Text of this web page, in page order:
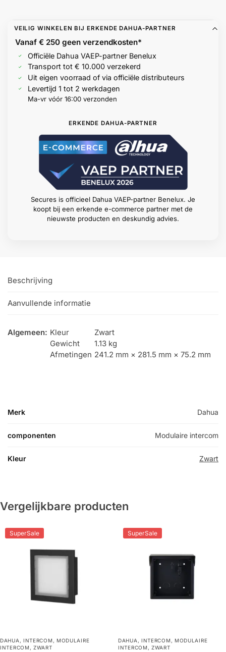
VEILIG WINKELEN BIJ ERKENDE DAHUA-PARTNER
Vanaf € 250 geenverzendkosten*
Officiële Dahua VAEP-partner Benelux
Transport tot € 10.000 verzekerd
Uit eigen voorraad of via officiële distributeurs
Levertijd 1 tot 2 werkdagen
Ma-vr vóór 16:00 verzonden
ERKENDE DAHUA-PARTNER
Secures is officieel Dahua VAEP-partner Benelux. Je
koopt bij een erkende e-commerce partner met de
nieuwste producten en deskundig advies.
Beschrijving
Aanvullende informatie
Algemeen: Kleur
Zwart
Gewicht
1.13 kg
Afmetingen 241.2 mm × 281.5 mm × 75.2 mm
Merk Dahua
componenten Modulaire intercom
Kleur Zwart
Vergelijkbare producten
SuperSale
DAHUA , INTERCOM, MODULAIRE
INTERCOM,ZWART
SuperSale
DAHUA , INTERCOM, MODULAIRE
INTERCOM,ZWART